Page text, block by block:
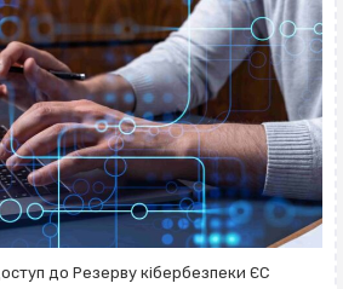
до Резерву кібербезпеки ЄС